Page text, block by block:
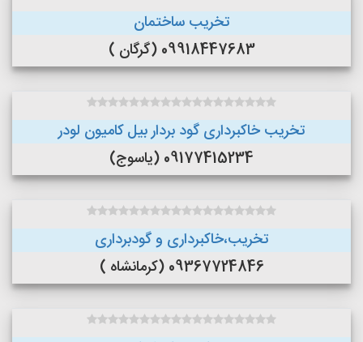
تخریب ساختمان
09918447683 (گرگان )
تخریب خاکبرداری گود بردار بیل کامیون لودر
09177415234 (یاسوج)
تخریب،خاکبرداری و گودبرداری
09367724846 (کرمانشاه )